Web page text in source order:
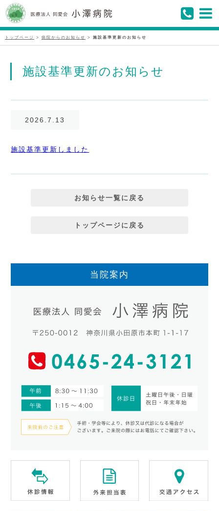
トップページ > 病院からのお知らせ > 施設基準更新のお知らせ
施設基準更新のお知らせ
2026.7.13
施設基準更新しました
お知らせ一覧に戻る
トップページに戻る
当院案内